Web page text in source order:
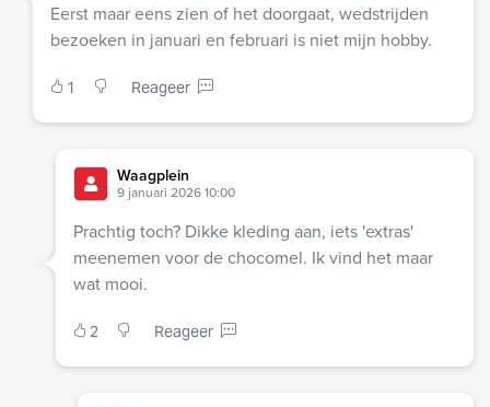
Eerst maar eens zien of het doorgaat, wedstrijden
bezoeken in januari en februari is niet mijn hobby.
1 Reageer
Waagplein
9 januari 2026 10:00
Prachtig toch? Dikke kleding aan, iets 'extras'
meenemen voor de chocomel. Ik vind het maar
wat mooi.
2 Reageer